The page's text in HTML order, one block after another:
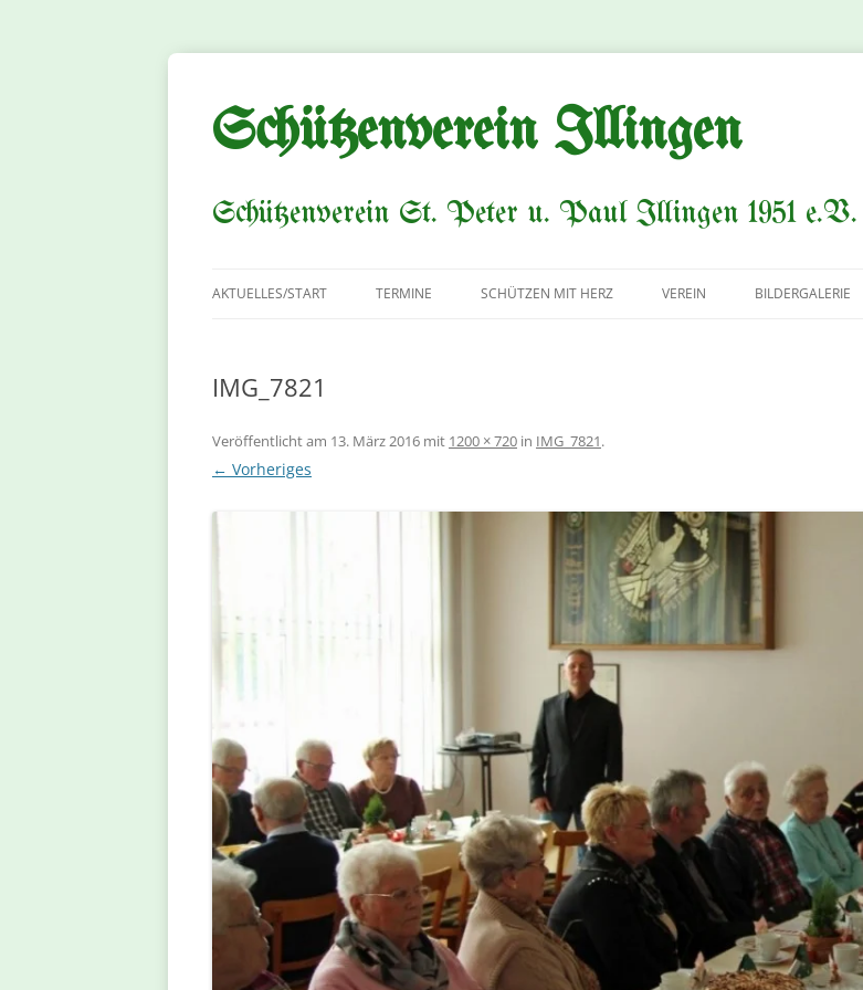
Zum
Schützenverein Illingen
Schützenverein St. Peter u. Paul Illingen 1951 e.V.
AKTUELLES/START TERMINE SCHÜTZEN MIT HERZ VEREIN BILDERGALERIE
IMG_7821
Veröffentlicht am 13. März 2016 mit 1200 × 720 in IMG_7821.
← Vorheriges